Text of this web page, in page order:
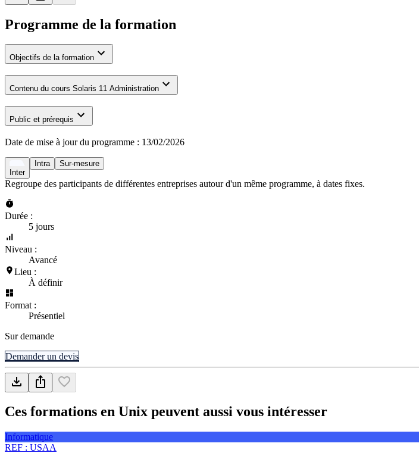
Programme de la formation
Objectifs de la formation
Contenu du cours Solaris 11 Administration
Public et prérequis
Date de mise à jour du programme : 13/02/2026
Inter
Intra Sur-mesure
Regroupe des participants de différentes entreprises autour d'un même programme, à dates fixes.
Durée :
5 jours
Niveau :
Avancé
Lieu :
À définir
Format :
Présentiel
Sur demande
Demander un devis
Ces formations en Unix peuvent aussi vous intéresser
Informatique
REF : USAA